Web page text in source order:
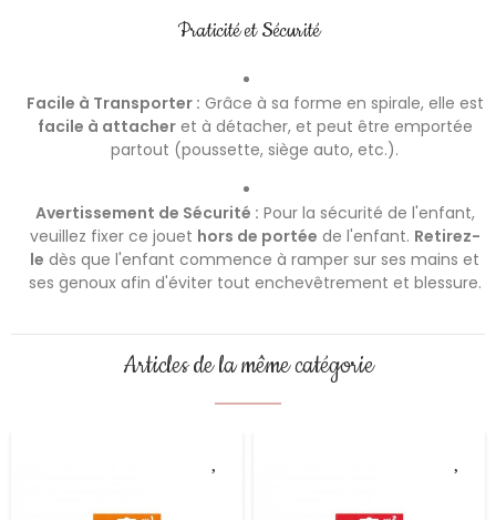
Praticité et Sécurité
Facile à Transporter : Grâce à sa forme en spirale, elle est
facile à attacheret à détacher, et peut être emportée
partout (poussette, siège auto, etc.).
Avertissement de Sécurité : Pour la sécurité de l'enfant,
veuillez fixer ce jouet hors de portée de l'enfant. Retirez-
le dès que l'enfant commence à ramper sur ses mains et
ses genoux afin d'éviter tout enchevêtrement et blessure.
Articles de la même catégorie